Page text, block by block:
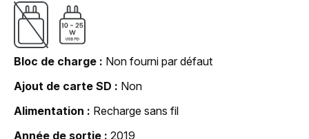
Bloc de charge
Non fourni par défaut
Ajout de carte SD
Non
Alimentation
Recharge sans fil
Année de sortie
2019